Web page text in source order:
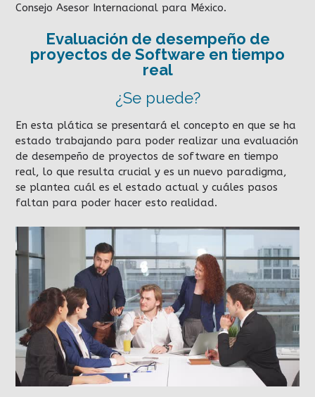
Consejo Asesor Internacional para México.
Evaluación de desempeño de
proyectos de Software en tiempo
real
¿Se puede?
En esta plática se presentará el concepto en que se ha
estado trabajando para poder realizar una evaluación
de desempeño de proyectos de software en tiempo
real, lo que resulta crucial y es un nuevo paradigma,
se plantea cuál es el estado actual y cuáles pasos
faltan para poder hacer esto realidad.